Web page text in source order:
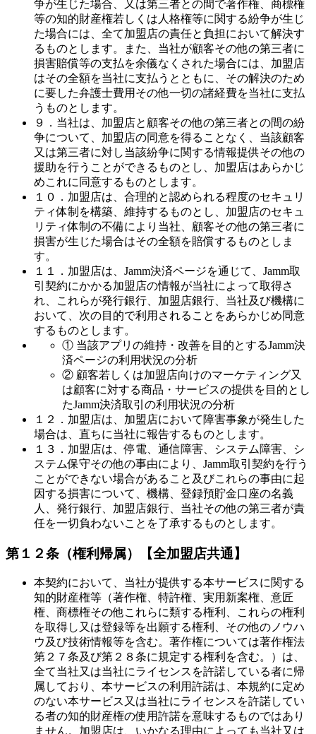
争が生じた場合、又は第三者との間で著作権、商標権
等の知的財産権若しくは人格権等に関する紛争が生じ
た場合には、全て加盟店の責任と負担において解決す
るものとします。また、当社が顧客その他の第三者に
損害賠償等の支払を余儀なくされた場合には、加盟店
はその全額を当社に支払うとともに、その解決のため
に要した弁護士費用その他一切の諸経費を当社に支払
うものとします。
９．当社は、加盟店と顧客その他の第三者との間の紛
争について、加盟店の同意を得ることなく、当該顧客
又は第三者に対し当該紛争に関する情報提供その他の
援助を行うことができるものとし、加盟店はあらかじ
めこれに同意するものとします。
１０．加盟店は、合理的と認められる程度のセキュリ
ティ体制を構築、維持するものとし、加盟店のセキュ
リティ体制の不備により当社、顧客その他の第三者に
損害が生じた場合はその全額を賠償するものとしま
す。
１１．加盟店は、Jamm決済ページを通じて、Jamm取
引契約にかかる加盟店の情報が当社によって取得さ
れ、これらが発行銀行、加盟店銀行、当社及び機構に
おいて、次の目的で利用されることをあらかじめ同意
するものとします。
① 当該アプリの維持・改善を目的とするJamm決
済ページの利用状況の分析
② 顧客若しくは加盟店向けのマーケティング又
は顧客に対する商品・サービスの提供を目的とし
たJamm決済取引の利用状況の分析
１２．加盟店は、加盟店において障害事象が発生した
場合は、直ちに当社に報告するものとします。
１３．加盟店は、停電、通信障害、システム障害、シ
ステム保守その他の事由により、Jamm取引契約を行う
ことができない場合があること及びこれらの事由に起
因する損害について、機構、登録預貯金口座の名義
人、発行銀行、加盟店銀行、当社その他の第三者が責
任を一切負わないことを了承するものとします。
第１２条（権利帰属） 【全加盟店共通】
本契約において、当社が提供する本サービスに関する
知的財産権等（著作権、特許権、実用新案権、意匠
権、商標権その他これらに類する権利、これらの権利
を取得し又は登録等を出願する権利、その他のノウハ
ウ及び技術情報等を含む。著作権については著作権法
第２７条及び第２８条に規定する権利を含む。）は、
全て当社又は当社にライセンスを許諾している者に帰
属しており、本サービスの利用許諾は、本規約に定め
のない本サービス又は当社にライセンスを許諾してい
る者の知的財産権の使用許諾を意味するものではあり
ません。加盟店は、いかなる理由によっても当社又は